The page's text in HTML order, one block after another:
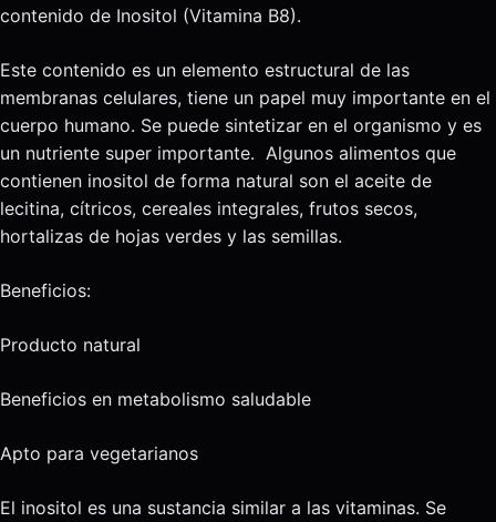
contenido de Inositol (Vitamina B8).
Este contenido es un elemento estructural de las
membranas celulares, tiene un papel muy importante en el
cuerpo humano. Se puede sintetizar en el organismo y es
un nutriente super importante. Algunos alimentos que
contienen inositol de forma natural son el aceite de
lecitina, cítricos, cereales integrales, frutos secos,
hortalizas de hojas verdes y las semillas.
Beneficios:
Producto natural
Beneficios en metabolismo saludable
Apto para vegetarianos
El inositol es una sustancia similar a las vitaminas. Se